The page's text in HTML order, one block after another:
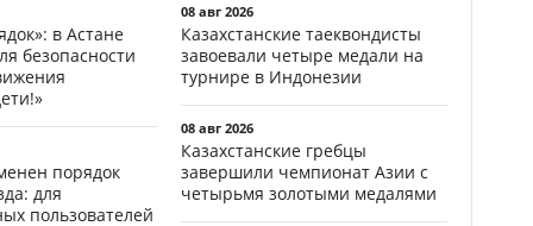
в Астане
безопасности
порядок
для
пользователей
08 авг 2026
Казахстанские таеквондисты
завоевали четыре медали на
турнире в Индонезии
08 авг 2026
Казахстанские гребцы
завершили чемпионат Азии с
четырьмя золотыми медалями